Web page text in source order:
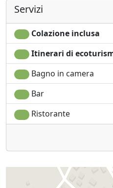
Servizi
Colazione inclusa
Itinerari di
Bagno in camera
Bar
Ristorante